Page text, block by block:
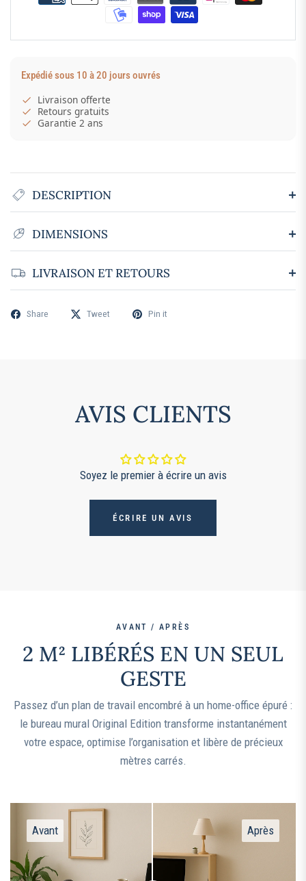
Expédié sous 10 à 20 jours ouvrés
Livraison offerte
Retours gratuits
Garantie 2 ans
DESCRIPTION
DIMENSIONS
LIVRAISON ET RETOURS
Share Tweet Pin it
AVIS CLIENTS
Soyez le premier à écrire un avis
ÉCRIRE UN AVIS
AVANT / APRÈS
2 M² LIBÉRÉS EN UN SEUL
GESTE
Passez d’un plan de travail encombré à un home-office épuré :
le bureau mural Original Edition transforme instantanément
votre espace, optimise l’organisation et libère de précieux
mètres carrés.